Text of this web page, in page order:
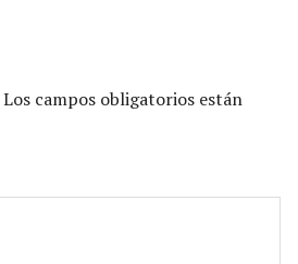
Los campos obligatorios están